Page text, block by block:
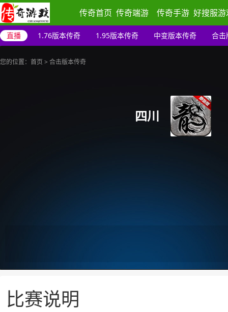
传奇首页 传奇端游 传奇手游 好搜服游
直播 1.76版本传奇 1.95版本传奇 中变版本传奇 合击
您的位置： 首页 > 合击版本传奇
四川
比赛说明